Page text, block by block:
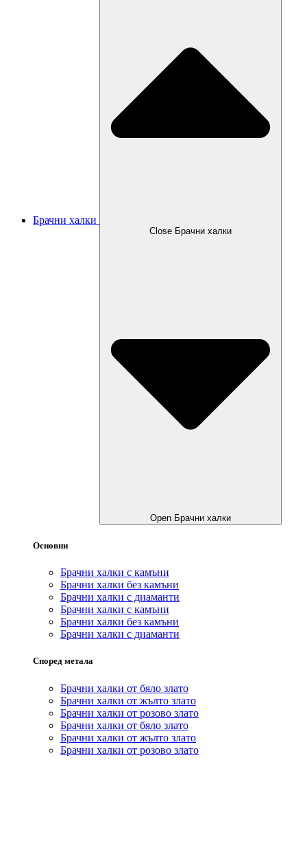
Брачни халки
Close Брачни халки
Open Брачни халки
Основни
Брачни халки с камъни
Брачни халки без камъни
Брачни халки с диаманти
Брачни халки с камъни
Брачни халки без камъни
Брачни халки с диаманти
Според метала
Брачни халки от бяло злато
Брачни халки от жълто злато
Брачни халки от розово злато
Брачни халки от бяло злато
Брачни халки от жълто злато
Брачни халки от розово злато